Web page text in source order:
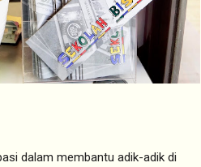
dalam membantu adik-adik di